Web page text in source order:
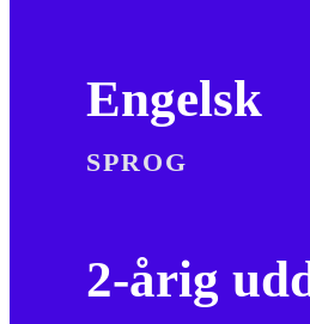
Engelsk
SPROG
2-årig